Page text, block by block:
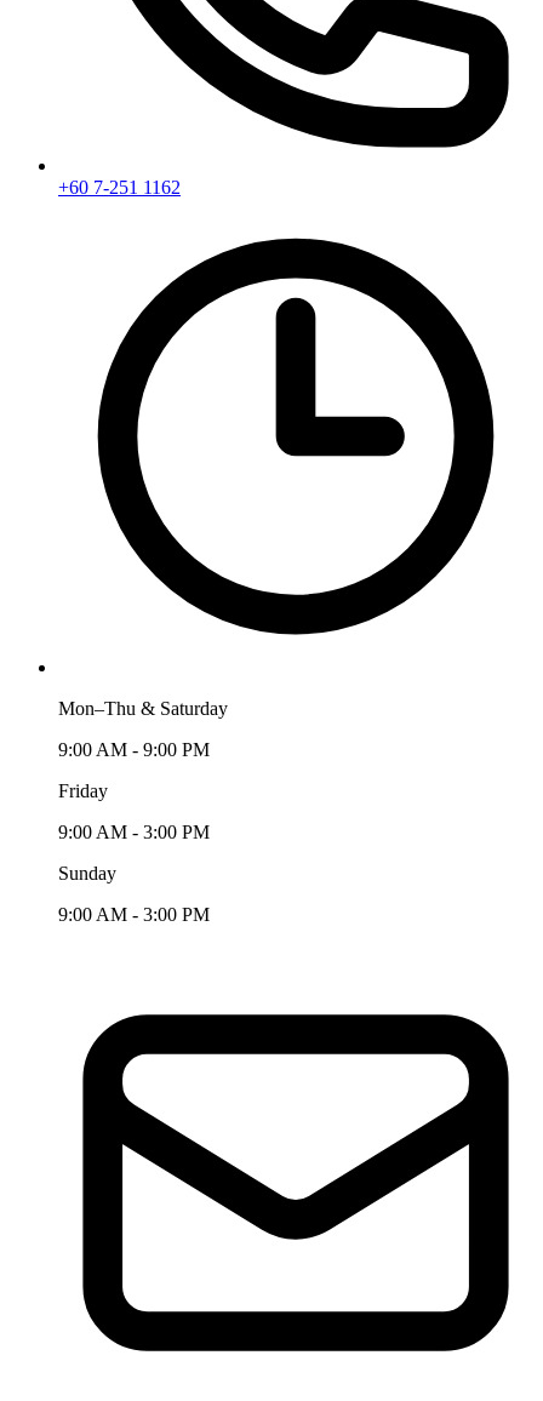
+60 7-251 1162
Mon–Thu & Saturday
9:00 AM - 9:00 PM
Friday
9:00 AM - 3:00 PM
Sunday
9:00 AM - 3:00 PM